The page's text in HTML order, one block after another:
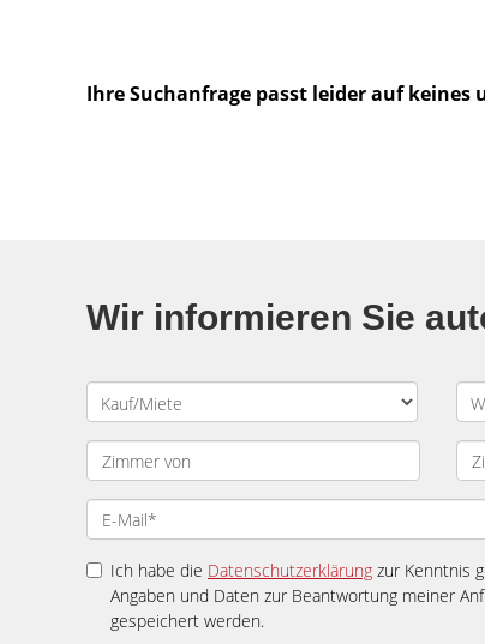
Ihre Suchanfrage passt leider auf keines
Wir informieren Sie
Ich habe die Datenschutzerklärung zur Kenntnis
Angaben und Daten zur Beantwortung meiner
gespeichert werden.